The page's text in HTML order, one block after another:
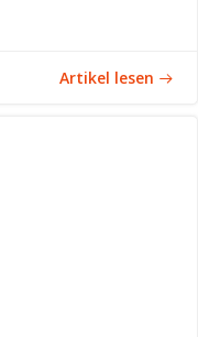
Artikel lesen